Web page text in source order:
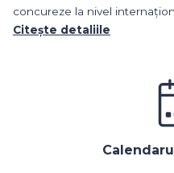
concureze la nivel
Citește detaliile